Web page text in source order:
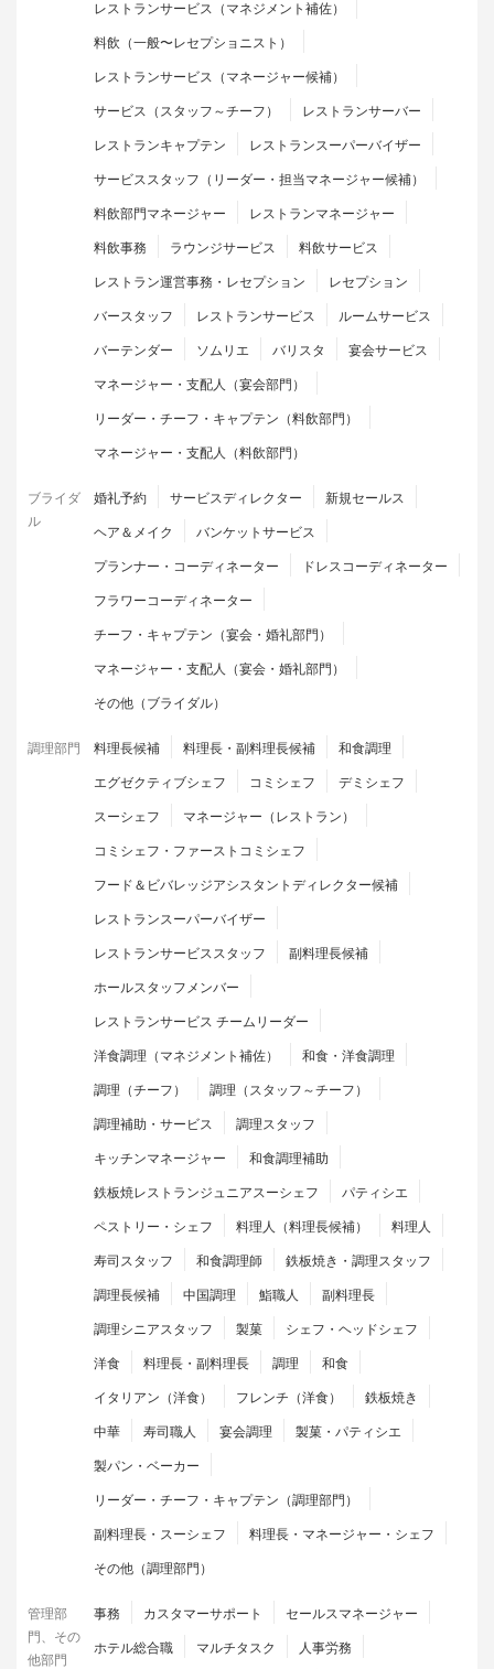
レストランサービス（マネジメント補佐）
料飲（一般〜レセプショニスト）
レストランサービス（マネージャー候補）
サービス（スタッフ～チーフ）
レストランサーバー
レストランキャプテン
レストランスーパーバイザー
サービススタッフ（リーダー・担当マネージャー候補）
料飲部門マネージャー
レストランマネージャー
料飲事務
ラウンジサービス
料飲サービス
レストラン運営事務・レセプション
レセプション
バースタッフ
レストランサービス
ルームサービス
バーテンダー
ソムリエ バリスタ
宴会サービス
マネージャー・支配人（宴会部門）
リーダー・チーフ・キャプテン（料飲部門）
マネージャー・支配人（料飲部門）
ブライダ
ル
婚礼予約 サービスディレクター
新規セールス
ヘア＆メイク
バンケットサービス
プランナー・コーディネーター
ドレスコーディネーター
フラワーコーディネーター
チーフ・キャプテン（宴会・婚礼部門）
マネージャー・支配人（宴会・婚礼部門）
その他（ブライダル）
調理部門 料理長候補 料理長・副料理長候補
和食調理
エグゼクティブシェフ
コミシェフ
デミシェフ
スーシェフ
マネージャー（レストラン）
コミシェフ・ファーストコミシェフ
フード＆ビバレッジアシスタントディレクター候補
レストランスーパーバイザー
レストランサービススタッフ
副料理長候補
ホールスタッフメンバー
レストランサービス チームリーダー
洋食調理（マネジメント補佐）
和食・洋食調理
調理（チーフ）
調理（スタッフ～チーフ）
調理補助・サービス
調理スタッフ
キッチンマネージャー
和食調理補助
鉄板焼レストランジュニアスーシェフ
パティシエ
ペストリー・シェフ
料理人（料理長候補）
料理人
寿司スタッフ
和食調理師
鉄板焼き・調理スタッフ
調理長候補
中国調理 鮨職人
副料理長
調理シニアスタッフ
製菓
シェフ・ヘッドシェフ
洋食
料理長・副料理長 調理
和食
イタリアン（洋食）
フレンチ（洋食）
鉄板焼き
中華
寿司職人 宴会調理
製菓・パティシエ
製パン・ベーカー
リーダー・チーフ・キャプテン（調理部門）
副料理長・スーシェフ
料理長・マネージャー・シェフ
その他（調理部門）
管理部
門、その
他部門
事務 カスタマーサポート
セールスマネージャー
ホテル総合職
マルチタスク
人事労務